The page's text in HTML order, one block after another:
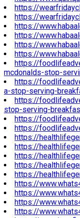
https://
https://
https://
https://
https://
https://
https://
mcdonalds-stop-
https://
a-stop-serving-
https://
stop-serving-
https://
https://
https://
https://
https://
https://
https://
https://
https://
https://
https://